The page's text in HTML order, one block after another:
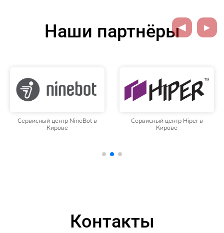
Наши партнёры
Сервисный центр NineBot в
Кирове
Сервисный центр Hiper в
Кирове
Контакты